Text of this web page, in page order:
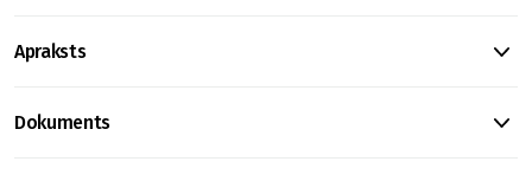
Apraksts
Dokuments